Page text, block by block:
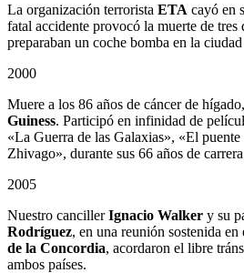
La organización terrorista ETA cayó en
fatal accidente provocó la muerte de tres
preparaban un coche bomba en la
2000
Muere a los 86 años de cáncer de
Guiness. Participó en infinidad de
«La Guerra de las Galaxias», «El
Zhivago», durante sus 66 años de
2005
Nuestro cancillerIgnacio Walker y su
Rodríguez, en una reunión sostenida
de la Concordia, acordaron el libre
ambos países.